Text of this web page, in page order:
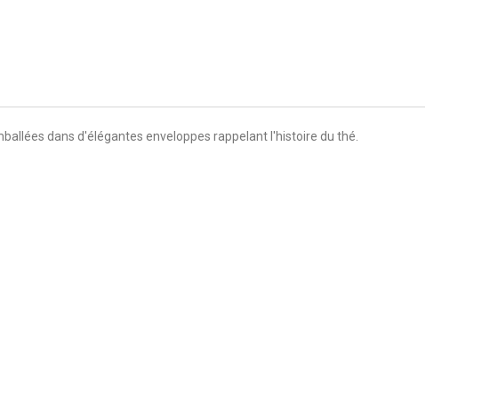
dans d'élégantes enveloppes rappelant l'histoire du thé.